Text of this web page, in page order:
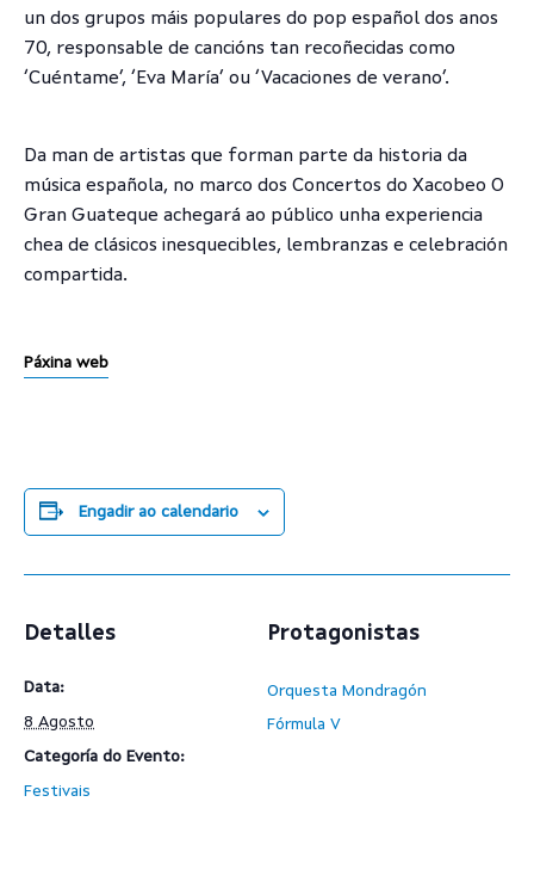
un dos grupos máis populares do pop español dos anos
70, responsable de cancións tan recoñecidas como
‘Cuéntame’, ‘Eva María’ ou ‘Vacaciones de verano’.
Da man de artistas que forman parte da historia da
música española, no marco dos Concertos do Xacobeo O
Gran Guateque achegará ao público unha experiencia
chea de clásicos inesquecibles, lembranzas e celebración
compartida.
Páxina web
Engadir ao calendario
Detalles
Data:
8 Agosto
Categoría do Evento:
Festivais
Protagonistas
Orquesta Mondragón
Fórmula V